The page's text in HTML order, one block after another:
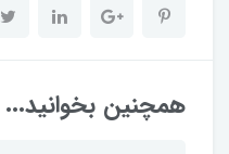
همچنین بخوانید...